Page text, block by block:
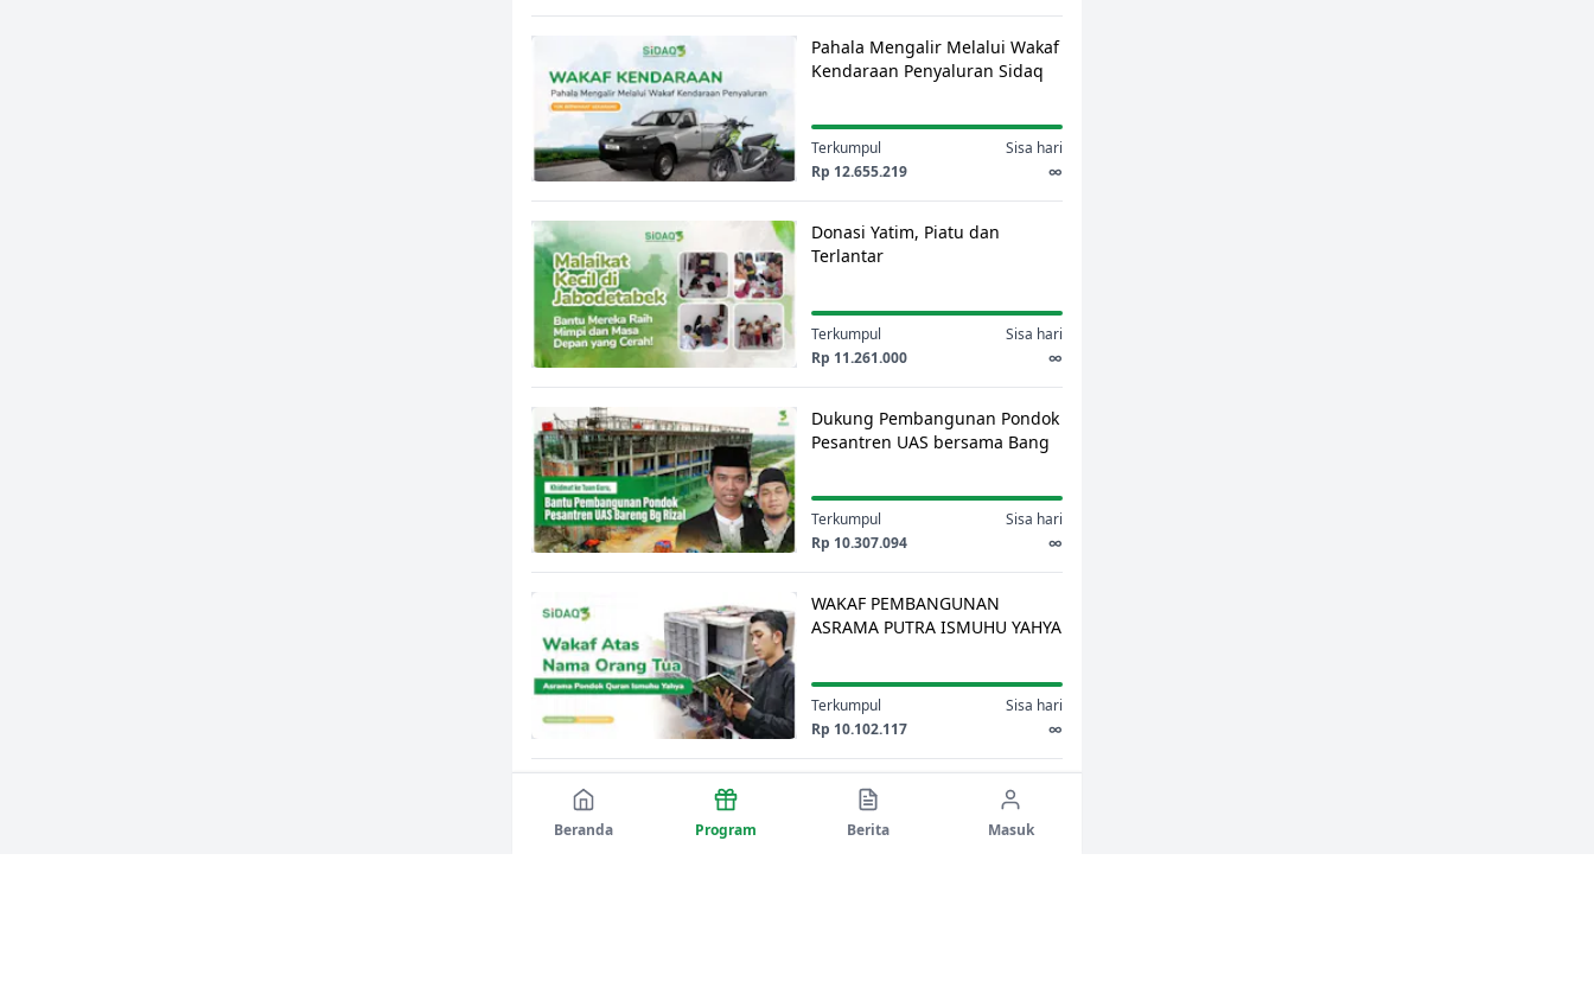
Quran
Dengan
Berangkatkan
Mereka
Ke
Baitullah
Pahala Mengalir Melalui Wakaf
Kendaraan Penyaluran Sidaq
Terkumpul
Rp 12.655.219
Sisa hari
∞
Pahala
Melalui
Wakaf
Kendaraan
Penyaluran
Sidaq
Donasi Yatim, Piatu dan
Terlantar
Terkumpul
Rp 11.261.000
Sisa hari
∞
Donasi
Yatim,
Piatu
dan
Terlantar
Dukung Pembangunan Pondok
Pesantren UAS bersama Bang
Terkumpul
Rp 10.307.094
Sisa hari
∞
Dukung
Pembangunan
Pondok
Pesantren
UAS
bersama
Bang
Rizal
WAKAF PEMBANGUNAN
ASRAMA PUTRA ISMUHU YAHYA
Terkumpul
Rp 10.102.117
Sisa hari
∞
WAKAF
PEMBANGUNAN
ASRAMA
PUTRA
ISMUHU
YAHYA
Siapkan Istana di Surga Untuk
Orang Tua Tercinta. Melalui
wakaf pembangunan Masjid
Siapkan
Istana
Beranda Program Berita Masuk